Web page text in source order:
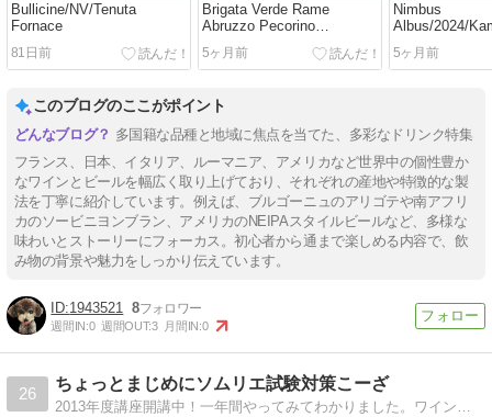
Bullicine/NV/Tenuta
Fornace
81日前
Brigata Verde Rame
Abruzzo Pecorino
D.O.P./2024/Cantina
Orsogna
5ヶ月前
Nimbus
Albus/2024/
5ヶ月前
このブログのここがポイント
多国籍な品種と地域に焦点を当てた、多彩なドリンク特集
フランス、日本、イタリア、ルーマニア、アメリカなど世界中の個性豊か
なワインとビールを幅広く取り上げており、それぞれの産地や特徴的な製
法を丁寧に紹介しています。例えば、ブルゴーニュのアリゴテや南アフリ
カのソービニヨンブラン、アメリカのNEIPAスタイルビールなど、多様な
味わいとストーリーにフォーカス。初心者から通まで楽しめる内容で、飲
み物の背景や魅力をしっかり伝えています。
1943521 8
週間IN:0 週間OUT:3 月間IN:0
26
ちょっとまじめにソムリエ試験対策こーざ
2013年度講座開講中！一年間やってみてわかりました。ワインスクールに通わずとも合格できるということ。